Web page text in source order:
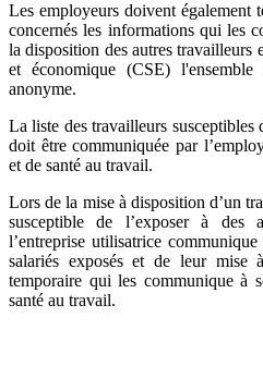
Les employeurs doivent également
concernés les informations qui les
la disposition des autres travailleurs
et économique (CSE)
anonyme.
La liste des travailleurs susceptibles
doit être communiquée par
et de santé au travail.
Lors de la mise à disposition d’un
susceptible de l’exposer à des
l’entreprise utilisatrice
salariés exposés et de leur mise
temporaire qui les communique à
santé au travail.